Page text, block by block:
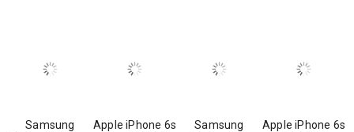
Samsung
Apple iPhone 6s
Samsung
Apple iPhone 6s